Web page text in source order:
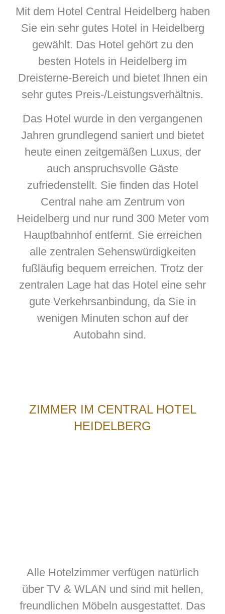
Mit dem Hotel Central Heidelberg haben
Sie ein sehr gutes Hotel in Heidelberg
gewählt. Das Hotel gehört zu den
besten Hotels in Heidelberg im
Dreisterne-Bereich und bietet Ihnen ein
sehr gutes Preis-/Leistungsverhältnis.
Das Hotel wurde in den vergangenen
Jahren grundlegend saniert und bietet
heute einen zeitgemäßen Luxus, der
auch anspruchsvolle Gäste
zufriedenstellt. Sie finden das Hotel
Central nahe am Zentrum von
Heidelberg und nur rund 300 Meter vom
Hauptbahnhof entfernt. Sie erreichen
alle zentralen Sehenswürdigkeiten
fußläufig bequem erreichen. Trotz der
zentralen Lage hat das Hotel eine sehr
gute Verkehrsanbindung, da Sie in
wenigen Minuten schon auf der
Autobahn sind.
ZIMMER IM CENTRAL HOTEL
HEIDELBERG
Alle Hotelzimmer verfügen natürlich
über TV & WLAN und sind mit hellen,
freundlichen Möbeln ausgestattet. Das